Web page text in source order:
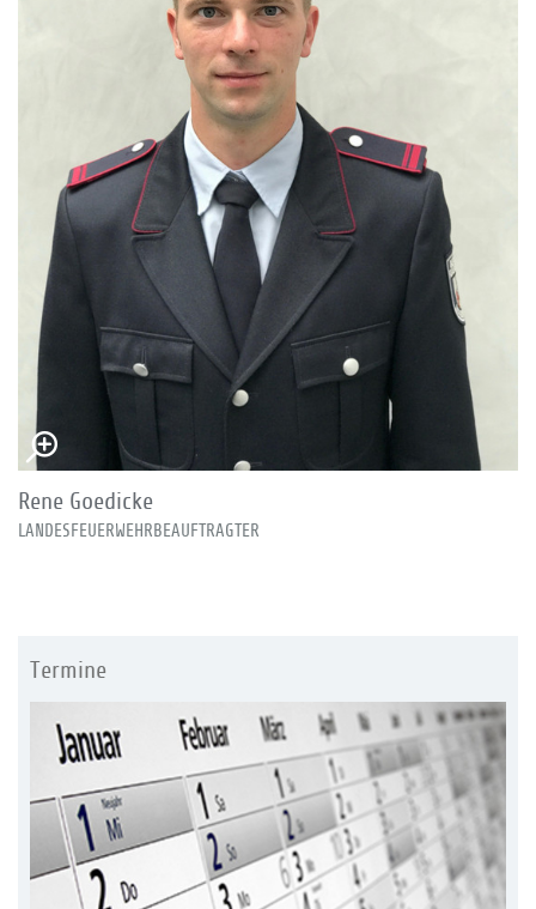
Rene Goedicke
LANDESFEUERWEHRBEAUFTRAGTER
Termine